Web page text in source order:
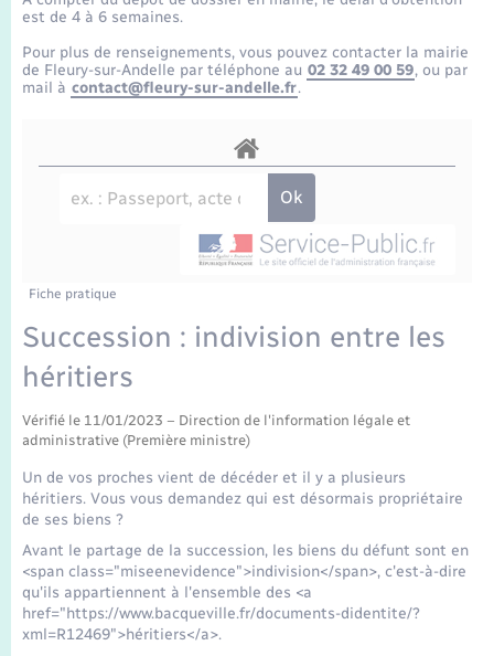
Etat-civil - Papiers - Citoyenneté
Mariage – PACS
Recensement
Loisirs
Organisation d’événement
Sécurité - Prévention
Seniors
Transports
Transports scolaires
Voirie et espace public
Travaux - Autorisation d’occupation de l’espace
public
Compétences
Présentation de la commune
La Communauté de communes
est de 4 à 6 semaines.
Pour plus de renseignements, vous pouvez contacter la mairie
de Fleury-sur-Andelle par téléphone au 02 32 49 00 59, ou par
mail à contact@fleury-sur-andelle.fr.
Fiche pratique
Succession : indivision entre les
héritiers
Vérifié le 11/01/2023 – Direction de l'information légale et
administrative (Première ministre)
Un de vos proches vient de décéder et il y a plusieurs
héritiers. Vous vous demandez qui est désormais propriétaire
de ses biens ?
Avant le partage de la succession, les biens du défunt sont en
<span class="miseenevidence">indivision</span>, c'est-à-dire
qu'ils appartiennent à l'ensemble des <a
href="https://www.bacqueville.fr/documents-didentite/?
xml=R12469">héritiers</a>.